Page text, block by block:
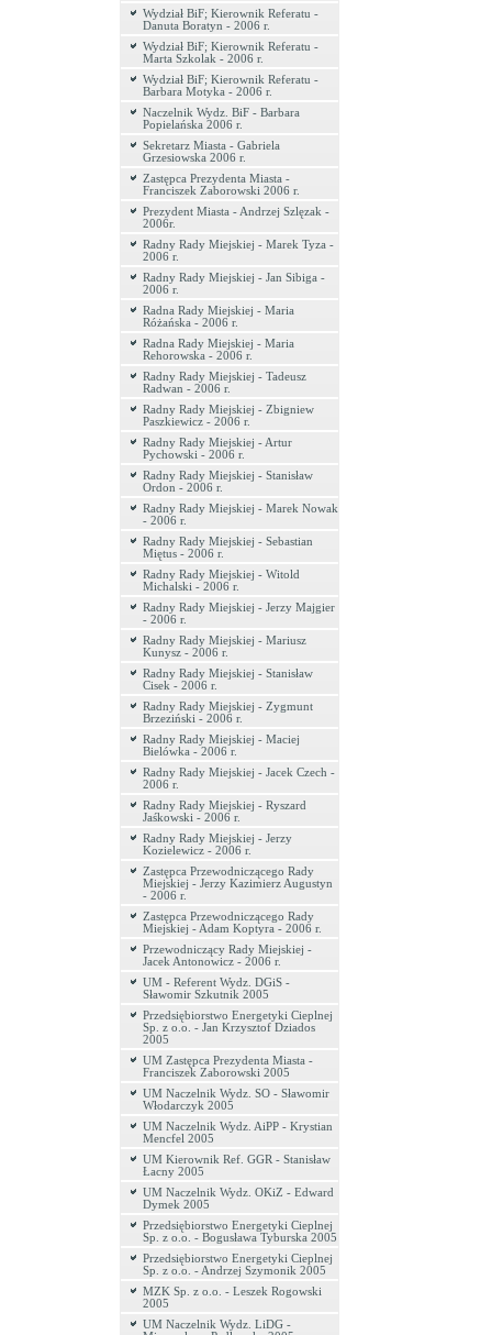
Wydział BiF; Kierownik Referatu -
Danuta Boratyn - 2006 r.
Wydział BiF; Kierownik Referatu -
Marta Szkolak - 2006 r.
Wydział BiF; Kierownik Referatu -
Barbara Motyka - 2006 r.
Naczelnik Wydz. BiF - Barbara
Popielańska 2006 r.
Sekretarz Miasta - Gabriela
Grzesiowska 2006 r.
Zastępca Prezydenta Miasta -
Franciszek Zaborowski 2006 r.
Prezydent Miasta - Andrzej Szlęzak -
2006r.
Radny Rady Miejskiej - Marek Tyza -
2006 r.
Radny Rady Miejskiej - Jan Sibiga -
2006 r.
Radna Rady Miejskiej - Maria
Różańska - 2006 r.
Radna Rady Miejskiej - Maria
Rehorowska - 2006 r.
Radny Rady Miejskiej - Tadeusz
Radwan - 2006 r.
Radny Rady Miejskiej - Zbigniew
Paszkiewicz - 2006 r.
Radny Rady Miejskiej - Artur
Pychowski - 2006 r.
Radny Rady Miejskiej - Stanisław
Ordon - 2006 r.
Radny Rady Miejskiej - Marek Nowak
- 2006 r.
Radny Rady Miejskiej - Sebastian
Miętus - 2006 r.
Radny Rady Miejskiej - Witold
Michalski - 2006 r.
Radny Rady Miejskiej - Jerzy Majgier
- 2006 r.
Radny Rady Miejskiej - Mariusz
Kunysz - 2006 r.
Radny Rady Miejskiej - Stanisław
Cisek - 2006 r.
Radny Rady Miejskiej - Zygmunt
Brzeziński - 2006 r.
Radny Rady Miejskiej - Maciej
Bielówka - 2006 r.
Radny Rady Miejskiej - Jacek Czech -
2006 r.
Radny Rady Miejskiej - Ryszard
Jaśkowski - 2006 r.
Radny Rady Miejskiej - Jerzy
Kozielewicz - 2006 r.
Zastępca Przewodniczącego Rady
Miejskiej - Jerzy Kazimierz Augustyn
- 2006 r.
Zastępca Przewodniczącego Rady
Miejskiej - Adam Koptyra - 2006 r.
Przewodniczący Rady Miejskiej -
Jacek Antonowicz - 2006 r.
UM - Referent Wydz. DGiS -
Sławomir Szkutnik 2005
Przedsiębiorstwo Energetyki Cieplnej
Sp. z o.o. - Jan Krzysztof Dziados
2005
UM Zastępca Prezydenta Miasta -
Franciszek Zaborowski 2005
UM Naczelnik Wydz. SO - Sławomir
Włodarczyk 2005
UM Naczelnik Wydz. AiPP - Krystian
Mencfel 2005
UM Kierownik Ref. GGR - Stanisław
Łacny 2005
UM Naczelnik Wydz. OKiZ - Edward
Dymek 2005
Przedsiębiorstwo Energetyki Cieplnej
Sp. z o.o. - Bogusława Tyburska 2005
Przedsiębiorstwo Energetyki Cieplnej
Sp. z o.o. - Andrzej Szymonik 2005
MZK Sp. z o.o. - Leszek Rogowski
2005
UM Naczelnik Wydz. LiDG -